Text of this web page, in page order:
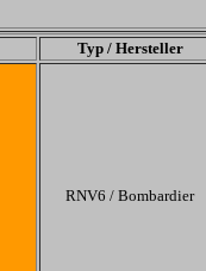
Typ / Hersteller
RNV6 / Bombardier